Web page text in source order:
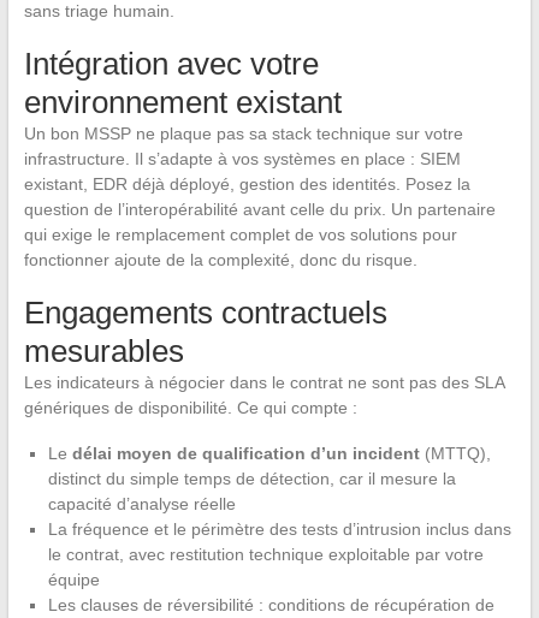
sans triage humain.
Intégration avec votre
environnement existant
Un bon MSSP ne plaque pas sa stack technique sur votre
infrastructure. Il s’adapte à vos systèmes en place : SIEM
existant, EDR déjà déployé, gestion des identités. Posez la
question de l’interopérabilité avant celle du prix. Un partenaire
qui exige le remplacement complet de vos solutions pour
fonctionner ajoute de la complexité, donc du risque.
Engagements contractuels
mesurables
Les indicateurs à négocier dans le contrat ne sont pas des SLA
génériques de disponibilité. Ce qui compte :
Le délai moyen de qualification d’un incident(MTTQ),
distinct du simple temps de détection, car il mesure la
capacité d’analyse réelle
La fréquence et le périmètre des tests d’intrusion inclus dans
le contrat, avec restitution technique exploitable par votre
équipe
Les clauses de réversibilité : conditions de récupération de